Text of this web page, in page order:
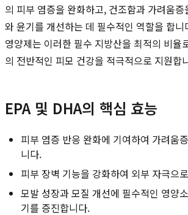
의 피부 염증을 완화하고, 건조함과 가려움
와 윤기를 개선하는 데 필수적인 역할을 합니
영양제는 이러한 필수 지방산을 최적의 비율
의 전반적인 피모 건강을 적극적으로 지원합
EPA 및 DHA의 핵심 효능
피부 염증 반응 완화에 기여하여 가려움
니다.
피부 장벽 기능을 강화하여 외부 자극으
모발 성장과 모질 개선에 필수적인 영양
기를 증진합니다.